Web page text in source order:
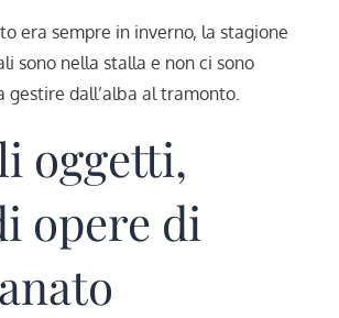
era sempre in inverno, la stagione
sono nella stalla e non ci sono
gestire dall’alba al tramonto.
oggetti,
opere di